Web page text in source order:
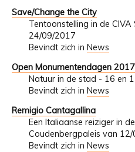
Save/Change the City
Tentoonstelling in de
24/09/2017
Bevindt zich in News
Open Monumentendagen 2017
Natuur in de stad - 16 en
Bevindt zich in News
Remigio Cantagallina
Een Italiaanse reiziger in
Coudenbergpaleis van
Bevindt zich in News